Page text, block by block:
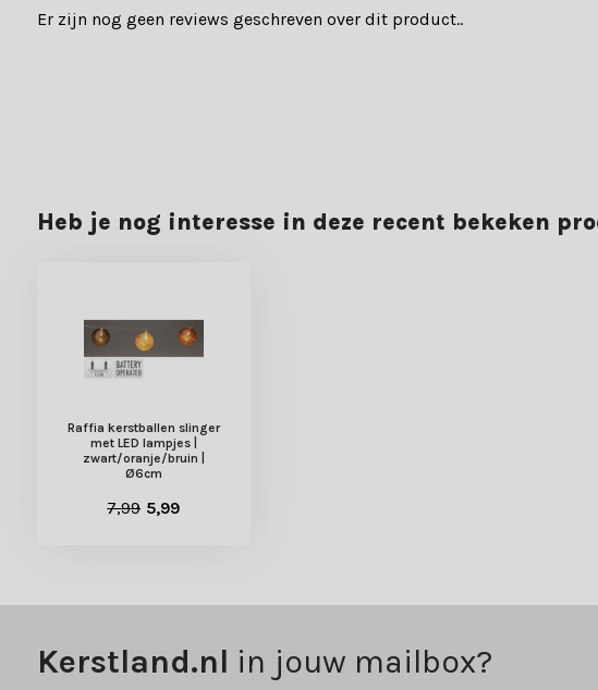
Er zijn nog geen reviews geschreven over dit product..
Heb je nog interesse in deze recent bekeken
Raffia kerstballen slinger
met LED lampjes |
zwart/oranje/bruin |
Ø6cm
7,99 5,99
Kerstland.nl in jouw mailbox?